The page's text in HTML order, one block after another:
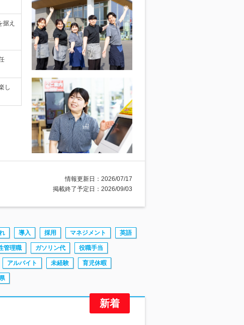
え
し
情報更新日：2026/07/17
掲載終了予定日：2026/09/03
導入 採用 マネジメント 英語
管理職 ガソリン代 役職手当
アルバイト 未経験 育児休暇